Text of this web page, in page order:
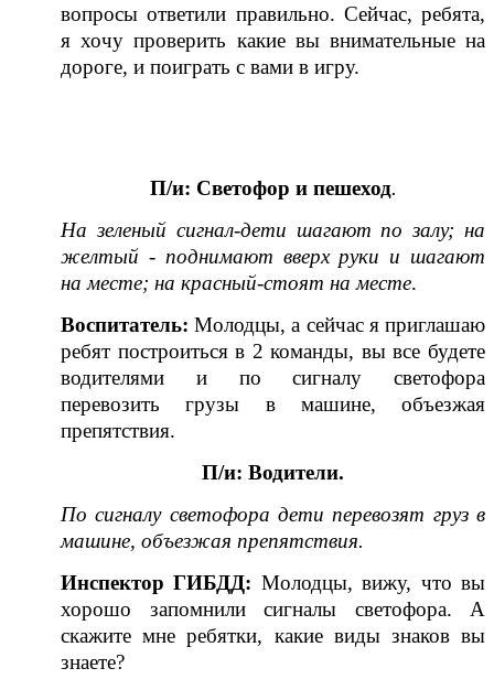
вопросы ответили правильно. Сейчас, ребята,
я хочу проверить какие вы внимательные на
дороге, и поиграть с вами в игру.
П/и: Светофор и пешеход.
На зеленый сигнал-дети шагают по залу; на
желтый - поднимают вверх руки и шагают
на месте; на красный-стоят на месте.
Воспитатель: Молодцы, а сейчас я приглашаю
ребят построиться в 2 команды, вы все будете
водителями и по сигналу светофора
перевозить грузы в машине, объезжая
препятствия.
П/и: Водители.
По сигналу светофора дети перевозят груз в
машине, объезжая препятствия.
Инспектор ГИБДД: Молодцы, вижу, что вы
хорошо запомнили сигналы светофора. А
скажите мне ребятки, какие виды знаков вы
знаете?